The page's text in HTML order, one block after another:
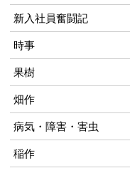
新入社員奮闘記
時事
果樹
畑作
病気・障害・害虫
稲作